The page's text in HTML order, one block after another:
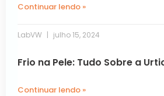
Continuar lendo »
LabVW julho 15, 2024
Frio na Pele: Tudo Sobre a
Continuar lendo »